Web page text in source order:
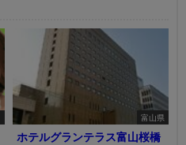
富山県
ホテルグランテラス富山桜橋